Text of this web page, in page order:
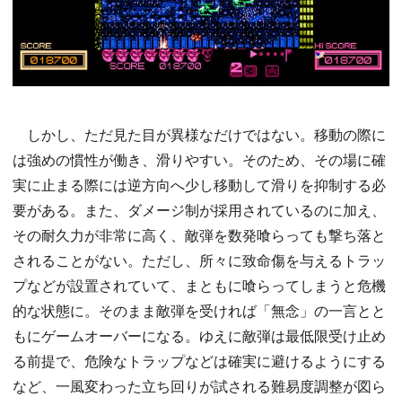
しかし、ただ見た目が異様なだけではない。移動の際に
は強めの慣性が働き、滑りやすい。そのため、その場に確
実に止まる際には逆方向へ少し移動して滑りを抑制する必
要がある。また、ダメージ制が採用されているのに加え、
その耐久力が非常に高く、敵弾を数発喰らっても撃ち落と
されることがない。ただし、所々に致命傷を与えるトラッ
プなどが設置されていて、まともに喰らってしまうと危機
的な状態に。そのまま敵弾を受ければ「無念」の一言とと
もにゲームオーバーになる。ゆえに敵弾は最低限受け止め
る前提で、危険なトラップなどは確実に避けるようにする
など、一風変わった立ち回りが試される難易度調整が図ら